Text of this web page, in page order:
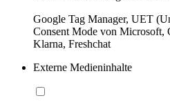
Google Tag Manager, UET
Consent Mode von Microsoft,
Klarna, Freshchat
Externe Medieninhalte